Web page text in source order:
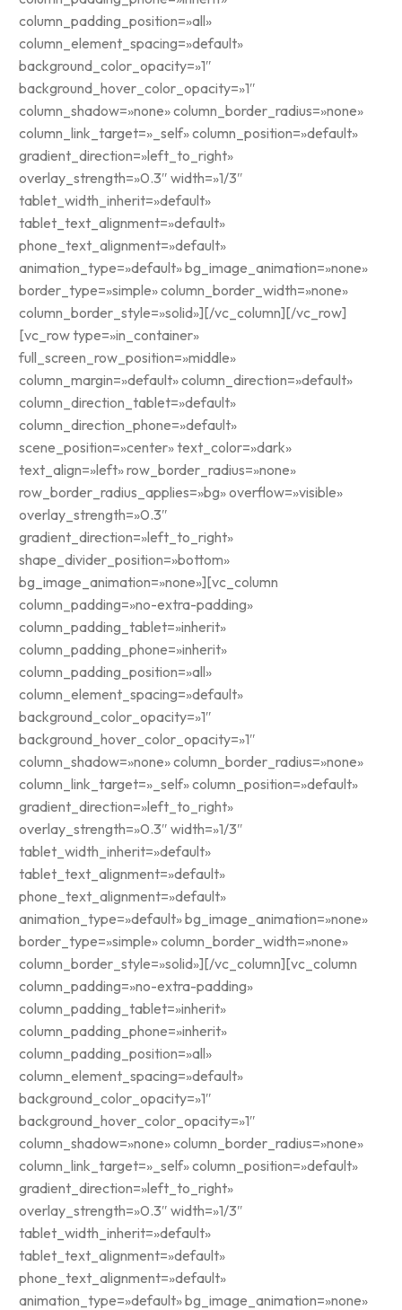
column_padding_position=»all»
column_element_spacing=»default»
background_color_opacity=»1″
background_hover_color_opacity=»1″
column_shadow=»none» column_border_radius=»none»
column_link_target=»_self» column_position=»default»
gradient_direction=»left_to_right»
overlay_strength=»0.3″ width=»1/3″
tablet_width_inherit=»default»
tablet_text_alignment=»default»
phone_text_alignment=»default»
animation_type=»default» bg_image_animation=»none»
border_type=»simple» column_border_width=»none»
column_border_style=»solid»][/vc_column][/vc_row]
[vc_row type=»in_container»
full_screen_row_position=»middle»
column_margin=»default» column_direction=»default»
column_direction_tablet=»default»
column_direction_phone=»default»
scene_position=»center» text_color=»dark»
text_align=»left» row_border_radius=»none»
row_border_radius_applies=»bg» overflow=»visible»
overlay_strength=»0.3″
gradient_direction=»left_to_right»
shape_divider_position=»bottom»
bg_image_animation=»none»][vc_column
column_padding=»no-extra-padding»
column_padding_tablet=»inherit»
column_padding_phone=»inherit»
column_padding_position=»all»
column_element_spacing=»default»
background_color_opacity=»1″
background_hover_color_opacity=»1″
column_shadow=»none» column_border_radius=»none»
column_link_target=»_self» column_position=»default»
gradient_direction=»left_to_right»
overlay_strength=»0.3″ width=»1/3″
tablet_width_inherit=»default»
tablet_text_alignment=»default»
phone_text_alignment=»default»
animation_type=»default» bg_image_animation=»none»
border_type=»simple» column_border_width=»none»
column_border_style=»solid»][/vc_column][vc_column
column_padding=»no-extra-padding»
column_padding_tablet=»inherit»
column_padding_phone=»inherit»
column_padding_position=»all»
column_element_spacing=»default»
background_color_opacity=»1″
background_hover_color_opacity=»1″
column_shadow=»none» column_border_radius=»none»
column_link_target=»_self» column_position=»default»
gradient_direction=»left_to_right»
overlay_strength=»0.3″ width=»1/3″
tablet_width_inherit=»default»
tablet_text_alignment=»default»
phone_text_alignment=»default»
animation_type=»default» bg_image_animation=»none»